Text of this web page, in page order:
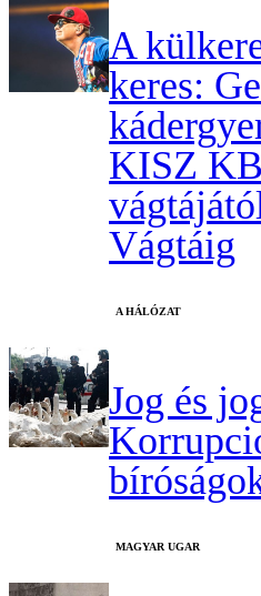
A
keres:
KISZ
Vágtáig
A HÁLÓZAT
Jog és
MAGYAR UGAR